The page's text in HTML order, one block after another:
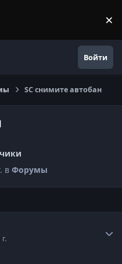
×
Войти
SC снимите автобан
вФорумы
г.